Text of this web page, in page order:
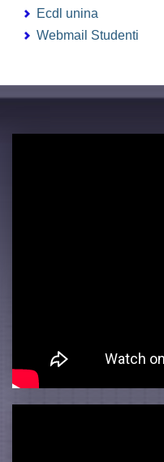
Ecdl unina
Webmail Studenti